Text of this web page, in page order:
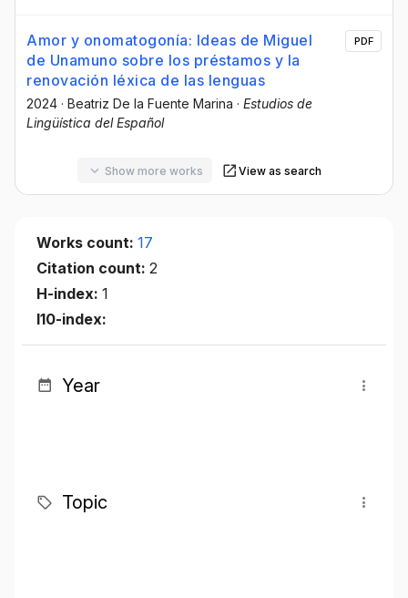
Amor y onomatogonía: Ideas de Miguel
de Unamuno sobre los préstamos y la
renovación léxica de las lenguas
2024 · Beatriz De la Fuente Marina · Estudios de
Lingüística del Español
PDF
Show more works View as search
Works count: 17
Citation count: 2
H-index: 1
I10-index:
Year
Topic